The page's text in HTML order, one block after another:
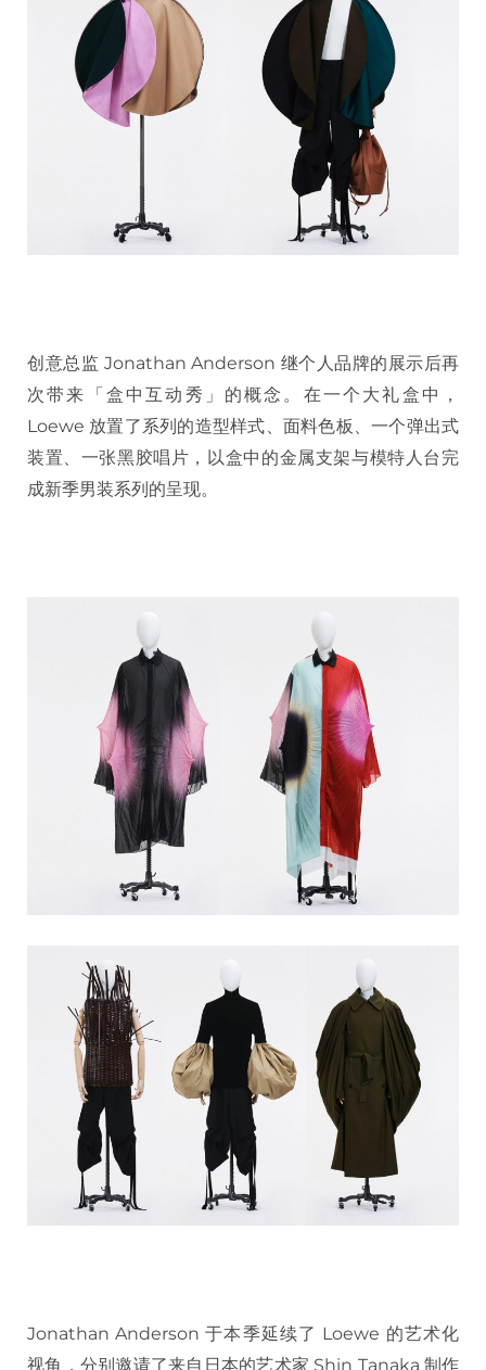
创意总监 Jonathan Anderson 继个人品牌的展示后再
次带来「盒中互动秀」的概念。在一个大礼盒中，
Loewe 放置了系列的造型样式、面料色板、一个弹出式
装置、一张黑胶唱片，以盒中的金属支架与模特人台完
成新季男装系列的呈现。
Jonathan Anderson 于本季延续了 Loewe 的艺术化
视角，分别邀请了来自日本的艺术家 Shin Tanaka 制作